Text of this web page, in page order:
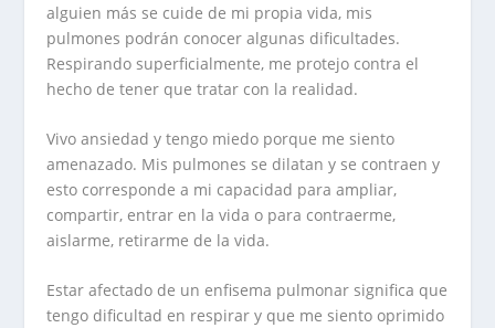
alguien más se cuide de mi propia vida, mis
pulmones podrán conocer algunas dificultades.
Respirando superficialmente, me protejo contra el
hecho de tener que tratar con la realidad.
Vivo ansiedad y tengo miedo porque me siento
amenazado. Mis pulmones se dilatan y se contraen y
esto corresponde a mi capacidad para ampliar,
compartir, entrar en la vida o para contraerme,
aislarme, retirarme de la vida.
Estar afectado de un enfisema pulmonar significa que
tengo dificultad en respirar y que me siento oprimido